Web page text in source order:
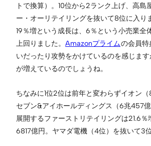
トで換算）。10位から2ランク上げ、高島
ー・オーリテイリングを抜いて8位に入り
19％増という成長は、6％という小売業全
上回りました。 Amazonプライムの会員特
いだったり攻勢をかけているのを感じま
が増えているのでしょうね。
ちなみに1位2位は前年と変わらずイオン（
セブン&アイホールディングス（6兆457
展開するファーストリテイリングは21.6％
6817億円。ヤマダ電機（4位）を抜いて3